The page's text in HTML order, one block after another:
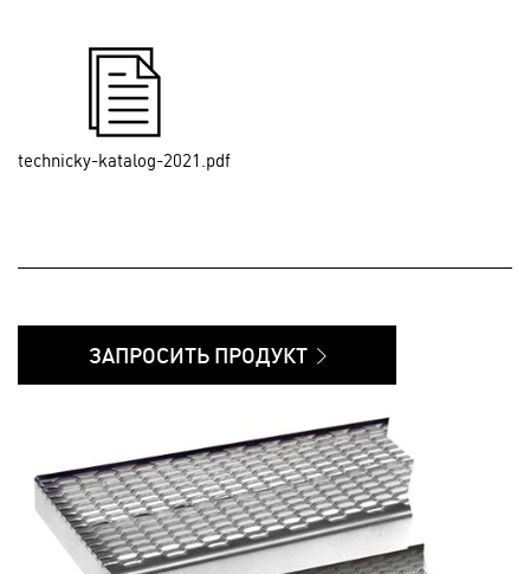
technicky-katalog-2021.pdf
ЗАПРОСИТЬ ПРОДУКТ